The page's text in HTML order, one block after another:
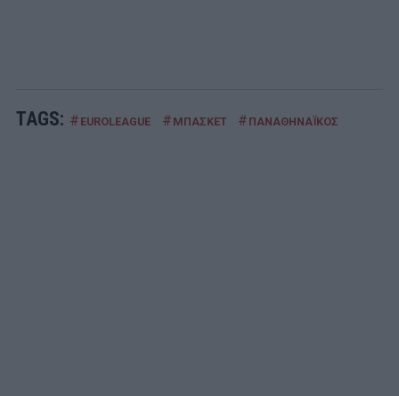
TAGS: # EUROLEAGUE # ΜΠΑΣΚΕΤ # ΠΑΝΑΘΗΝΑΪΚΟΣ